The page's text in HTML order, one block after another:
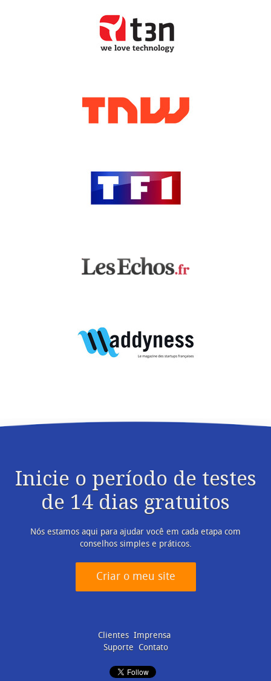
Inicie o período de testes
de 14 dias gratuitos
Nós estamos aqui para ajudar você em cada etapa com
conselhos simples e práticos.
Criar o meu site
Clientes Imprensa
Suporte Contato